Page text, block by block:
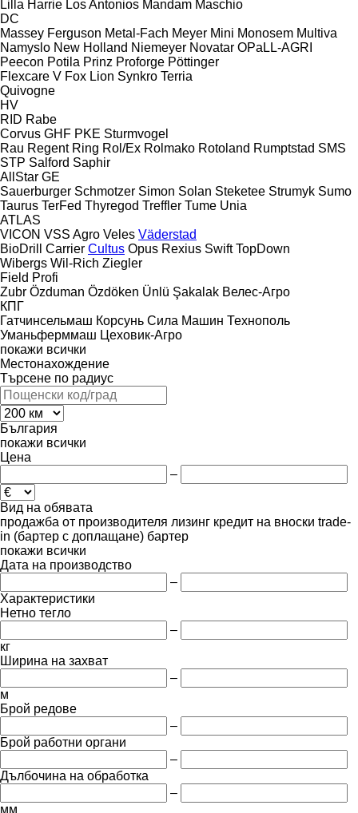
Lilla Harrie Los Antonios Mandam Maschio
DC
Massey Ferguson Metal-Fach Meyer Mini Monosem Multiva
Namyslo New Holland Niemeyer Novatar OPaLL-AGRI
Peecon Potila Prinz Proforge Pöttinger
Flexcare V Fox Lion Synkro Terria
Quivogne
HV
RID Rabe
Corvus GHF PKE Sturmvogel
Rau Regent Ring Rol/Ex Rolmako Rotoland Rumptstad SMS
STP Salford Saphir
AllStar GE
Sauerburger Schmotzer Simon Solan Steketee Strumyk Sumo
Taurus TerFed Thyregod Treffler Tume Unia
ATLAS
VICON VSS Agro Veles Väderstad
BioDrill
Carrier Cultus Opus Rexius Swift TopDown
Wibergs Wil-Rich Ziegler
Field Profi
Zubr Özduman Özdöken Ünlü Şakalak Велес-Агро
КПГ
Гатчинсельмаш Корсунь Сила Машин Технополь
Уманьферммаш Цеховик-Агро
покажи всички
Местонахождение
Търсене по радиус
България
покажи всички
Цена
–
Вид на обявата
продажба от производителя лизинг кредит на вноски trade-
in (бартер с доплащане) бартер
покажи всички
Дата на производство
–
Характеристики
Нетно тегло
–
кг
Ширина на захват
–
м
Брой редове
–
Брой работни органи
–
Дълбочина на обработка
–
мм